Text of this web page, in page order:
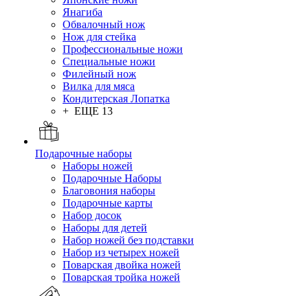
Янагиба
Обвалочный нож
Нож для стейка
Профессиональные ножи
Специальные ножи
Филейный нож
Вилка для мяса
Кондитерская Лопатка
+ ЕЩЕ 13
Подарочные наборы
Наборы ножей
Подарочные Наборы
Благовония наборы
Подарочные карты
Набор досок
Наборы для детей
Набор ножей без подставки
Набор из четырех ножей
Поварская двойка ножей
Поварская тройка ножей